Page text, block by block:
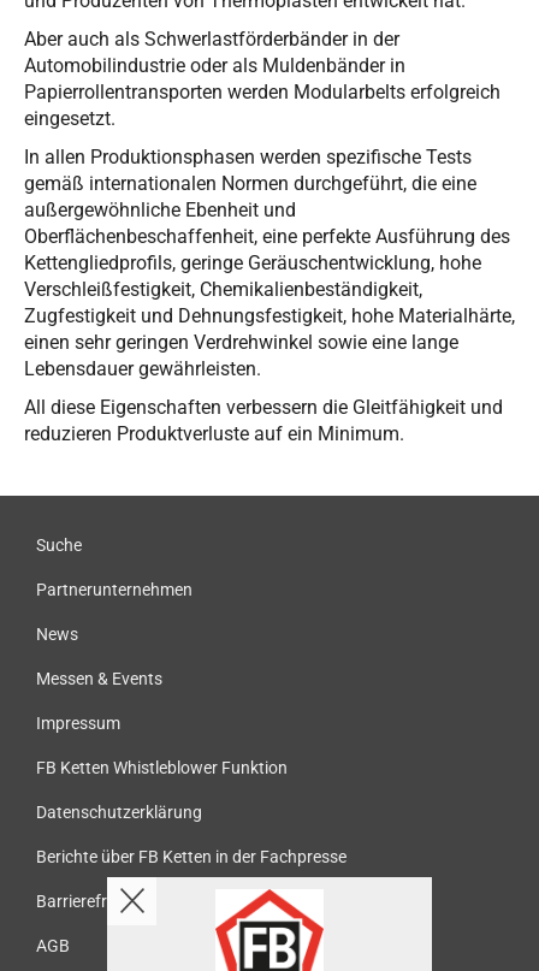
Aber auch als Schwerlastförderbänder in der
Automobilindustrie oder als Muldenbänder in
Papierrollentransporten werden Modularbelts erfolgreich
eingesetzt.
In allen Produktionsphasen werden spezifische Tests
gemäß internationalen Normen durchgeführt, die eine
außergewöhnliche Ebenheit und
Oberflächenbeschaffenheit, eine perfekte Ausführung des
Kettengliedprofils, geringe Geräuschentwicklung, hohe
Verschleißfestigkeit, Chemikalienbeständigkeit,
Zugfestigkeit und Dehnungsfestigkeit, hohe Materialhärte,
einen sehr geringen Verdrehwinkel sowie eine lange
Lebensdauer gewährleisten.
All diese Eigenschaften verbessern die Gleitfähigkeit und
reduzieren Produktverluste auf ein Minimum.
Suche
Partnerunternehmen
News
Messen & Events
Impressum
FB Ketten Whistleblower Funktion
Datenschutzerklärung
Berichte über FB Ketten in der Fachpresse
Barrierefreiheit
AGB